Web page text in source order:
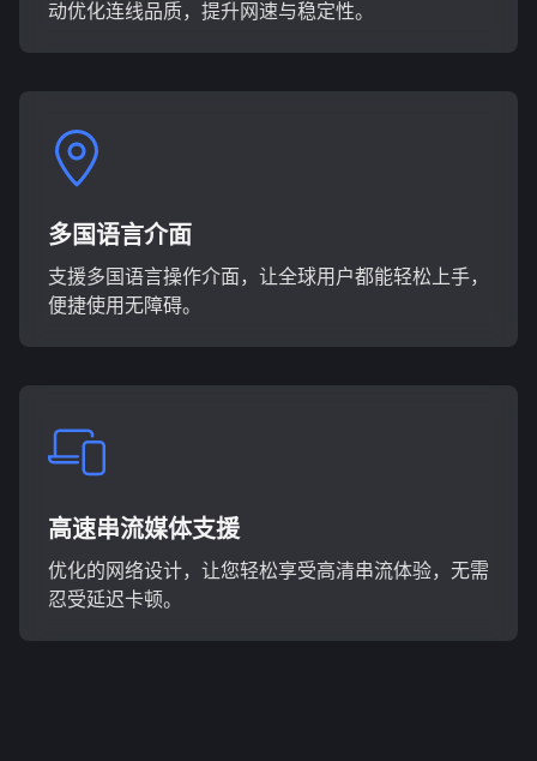
动优化连线品质，提升网速与稳定性。
多国语言介面
支援多国语言操作介面，让全球用户都能轻松上手，
便捷使用无障碍。
高速串流媒体支援
优化的网络设计，让您轻松享受高清串流体验，无需
忍受延迟卡顿。